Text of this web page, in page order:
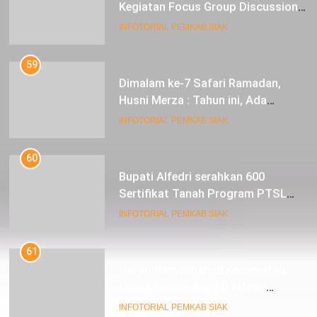
Kegiatan Focus Group Discussion
Tentang Kebijakan Penganggaran
INFOTORIAL PEMKAB SIAK
59
Dimalam ke-7 Safari Ramadan,
Husni Merza : Tahun ini, Ada
Perbaikan Jalan Lintas Siak ke
INFOTORIAL PEMKAB SIAK
60
Bupati Alfedri serahkan 600
Sertifikat Tanah Program PTSL
kepada Masyarakat Tualang
INFOTORIAL PEMKAB SIAK
61
Mengingatkan Masyarakat
INFOTORIAL PEMKAB SIAK